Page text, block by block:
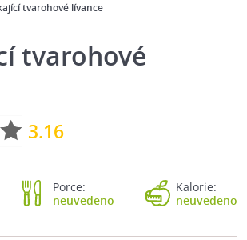
tvarohové lívance
tvarohové
3.16
Porce:
neuvedeno
Kalorie:
neuvedeno